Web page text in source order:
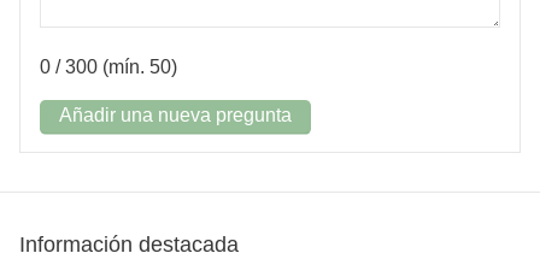
0 / 300 (mín. 50)
Añadir una nueva pregunta
Información destacada